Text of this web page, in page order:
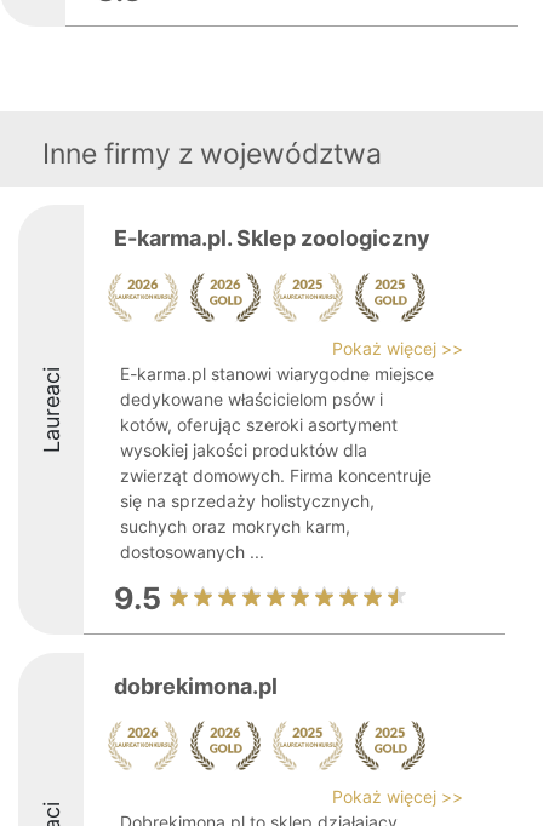
Inne firmy z województwa
Laureaci
E-karma.pl. Sklep zoologiczny
Pokaż więcej >>
E-karma.pl stanowi wiarygodne miejsce
dedykowane właścicielom psów i
kotów, oferując szeroki asortyment
wysokiej jakości produktów dla
zwierząt domowych. Firma koncentruje
się na sprzedaży holistycznych,
suchych oraz mokrych karm,
dostosowanych ...
9.5
dobrekimona.pl
Pokaż więcej >>
Dobrekimona.pl to sklep działający